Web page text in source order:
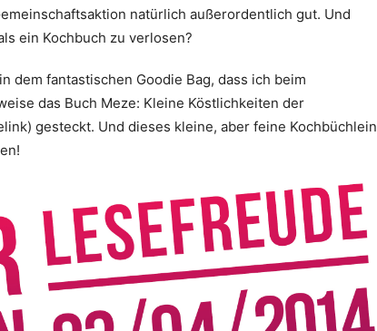
natürlich außerordentlich gut. Und
ein Kochbuch zu verlosen?
in dem fantastischen Goodie Bag, dass ich beim
das Buch Meze: Kleine Köstlichkeiten der
gesteckt. Und dieses kleine, aber feine Kochbüchlein